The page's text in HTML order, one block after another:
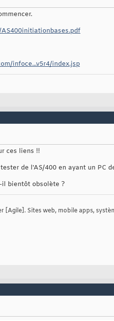
infoce...v5r4/index.jsp
ces liens !!
de l'AS/400 en ayant un PC
il bientôt obsolète ?
[Agile]. Sites web, mobile apps,